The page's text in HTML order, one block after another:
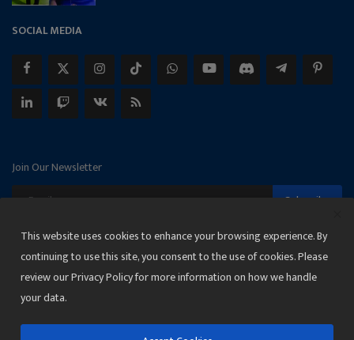
SOCIAL MEDIA
Join Our Newsletter
Subscribe
Terms & Conditions
Privacy
This website uses cookies to enhance your browsing experience. By
continuing to use this site, you consent to the use of cookies. Please
review our Privacy Policy for more information on how we handle
your data.